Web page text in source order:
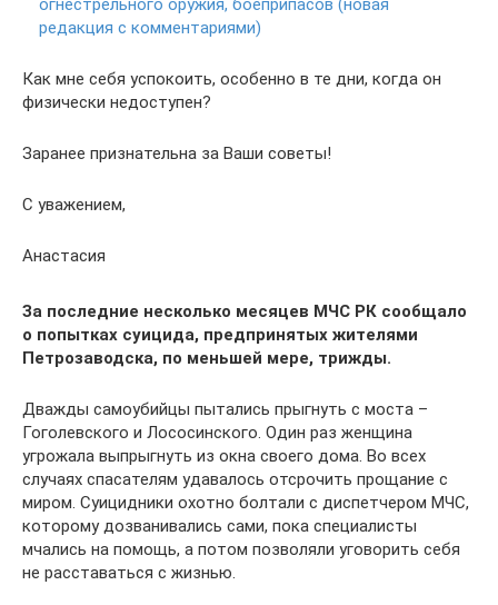
огнестрельного оружия, боеприпасов (новая
редакция с комментариями)
Как мне себя успокоить, особенно в те дни, когда он
физически недоступен?
Заранее признательна за Ваши советы!
С уважением,
Анастасия
За последние несколько месяцев МЧС РК сообщало
о попытках суицида, предпринятых жителями
Петрозаводска, по меньшей мере, трижды.
Дважды самоубийцы пытались прыгнуть с моста –
Гоголевского и Лососинского. Один раз женщина
угрожала выпрыгнуть из окна своего дома. Во всех
случаях спасателям удавалось отсрочить прощание с
миром. Суицидники охотно болтали с диспетчером МЧС,
которому дозванивались сами, пока специалисты
мчались на помощь, а потом позволяли уговорить себя
не расставаться с жизнью.